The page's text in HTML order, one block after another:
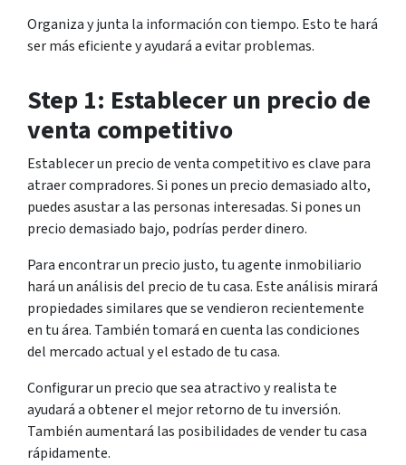
Organiza y junta la información con tiempo. Esto te hará
ser más eficiente y ayudará a evitar problemas.
Step 1: Establecer un precio de
venta competitivo
Establecer un precio de venta competitivo es clave para
atraer compradores. Si pones un precio demasiado alto,
puedes asustar a las personas interesadas. Si pones un
precio demasiado bajo, podrías perder dinero.
Para encontrar un precio justo, tu agente inmobiliario
hará un análisis del precio de tu casa. Este análisis mirará
propiedades similares que se vendieron recientemente
en tu área. También tomará en cuenta las condiciones
del mercado actual y el estado de tu casa.
Configurar un precio que sea atractivo y realista te
ayudará a obtener el mejor retorno de tu inversión.
También aumentará las posibilidades de vender tu casa
rápidamente.